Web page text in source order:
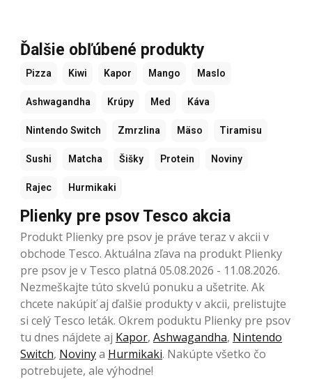
Ďalšie obľúbené produkty
Pizza Kiwi Kapor Mango Maslo
Ashwagandha Krúpy Med Káva
Nintendo Switch Zmrzlina Mäso Tiramisu
Sushi Matcha Šišky Protein Noviny
Rajec Hurmikaki
Plienky pre psov Tesco akcia
Produkt Plienky pre psov je práve teraz v akcii v
obchode Tesco. Aktuálna zľava na produkt Plienky
pre psov je v Tesco platná 05.08.2026 - 11.08.2026.
Nezmeškajte túto skvelú ponuku a ušetrite. Ak
chcete nakúpiť aj ďalšie produkty v akcii, prelistujte
si celý Tesco leták. Okrem poduktu Plienky pre psov
tu dnes nájdete aj Kapor, Ashwagandha, Nintendo
Switch, Novinya Hurmikaki. Nakúpte všetko čo
potrebujete, ale výhodne!